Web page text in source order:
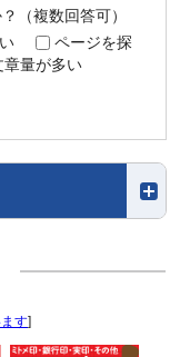
（複数回答可）
ページを探
章量が多い
す]